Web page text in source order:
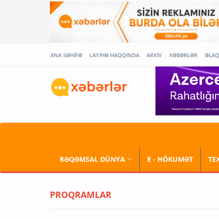
ANA SƏHİFƏ LAYİHƏ HAQQINDA ARXİV XƏBƏRLƏR
RƏQƏMSAL DÜNYA E - HÖKUMƏT
PROQRAMLAR